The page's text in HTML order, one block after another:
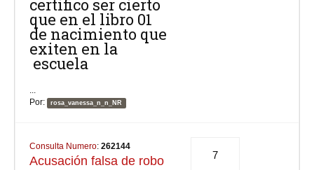
certifico ser cierto
que en el libro 01
de nacimiento que
exiten en la
escuela
...
Por:
rosa_vanessa_n_n_NR
Consulta Numero: 262144
Acusación falsa de robo 7